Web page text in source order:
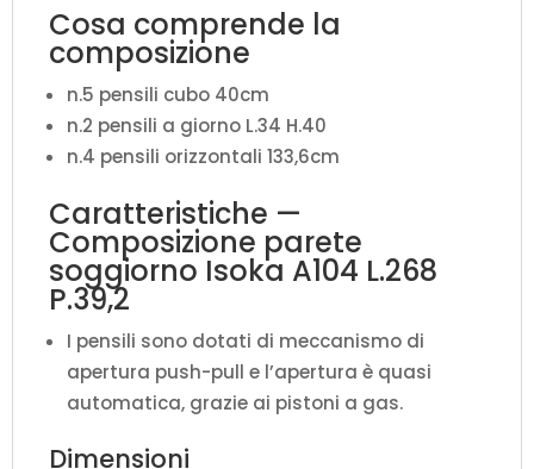
Cosa comprende la
composizione
n.5 pensili cubo 40cm
n.2 pensili a giorno L.34 H.40
n.4 pensili orizzontali 133,6cm
Caratteristiche —
Composizione parete
soggiorno Isoka A104 L.268
P.39,2
I pensili sono dotati di meccanismo di
apertura push-pull e l’apertura è quasi
automatica, grazie ai pistoni a gas.
Dimensioni